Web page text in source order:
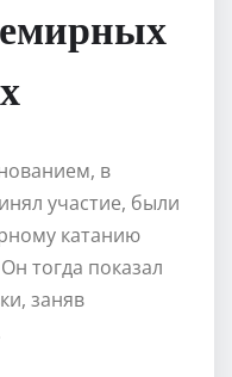
в
участие, были
катанию
тогда показал
заняв